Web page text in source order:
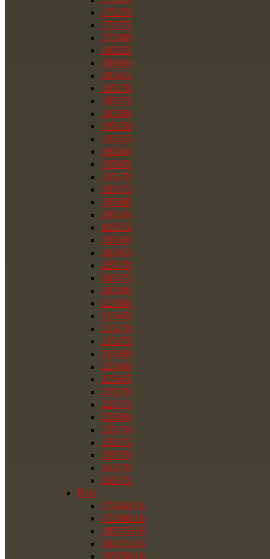
175/70
175/75
175/80
185/55
185/60
185/65
185/70
185/75
185/80
195/50
195/55
195/60
195/65
195/70
195/75
195/80
205/50
205/55
205/60
205/65
205/70
205/75
205/80
215/60
215/65
215/70
215/75
215/80
225/60
225/65
225/70
225/75
225/80
235/70
235/75
255/70
265/70
265/75
R16
175/60/16
175/80/16
185/55/16
185/75/16
195/50/16